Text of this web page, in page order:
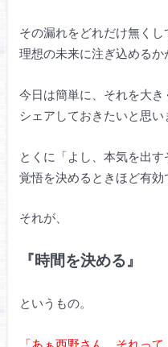
その漏れをどれだけ無くし
理想の未来に注ぎ込めるか
今日は簡単に、それを大き
シェアしておきたいと思い
とくに「よし、本気を出す
覚悟を決めるときほど有効
それが、
『時間を決める』
というもの。
「あぁ西野さん、それって